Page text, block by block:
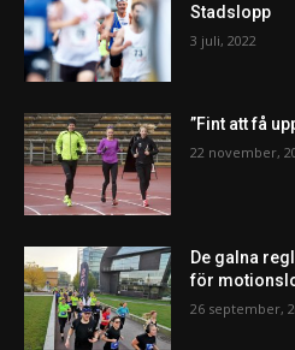
Stadslopp
3 juli, 2022
”Fint att få
22 november,
De galna
för
26 september,